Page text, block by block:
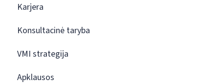
Karjera
Konsultacinė taryba
VMI strategija
Apklausos